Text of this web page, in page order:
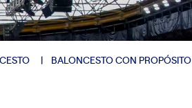
BALONCESTO CON PROPÓSITO